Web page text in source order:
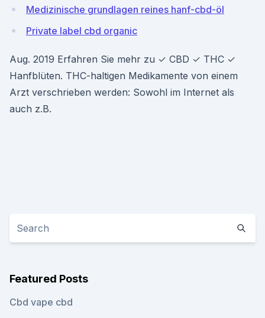
Medizinische grundlagen reines hanf-cbd-öl
Private label cbd organic
Aug. 2019 Erfahren Sie mehr zu ✓ CBD ✓ THC ✓
Hanfblüten. THC-haltigen Medikamente von einem
Arzt verschrieben werden: Sowohl im Internet als
auch z.B.
Featured Posts
Cbd vape cbd